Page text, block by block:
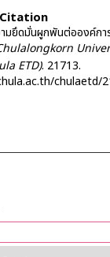
มยึดมั่นผูกพันต่อองค์กา
ETD). 21713.
chulaetd/